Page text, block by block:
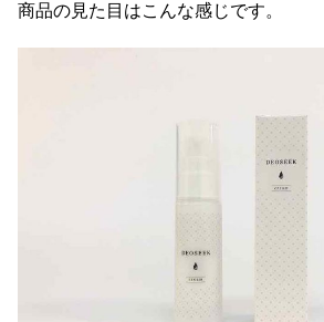
商品の見た目はこんな感じです。